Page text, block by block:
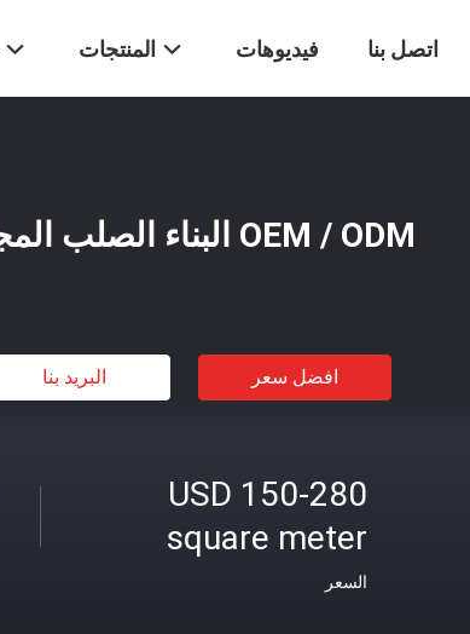
المنتجات فيديوهات اتصل بنا
OEM / ODM البناء الصلب المجلفن منصة البناء GB
افضل سعر البريد بنا
USD 150-280
square meter
السعر